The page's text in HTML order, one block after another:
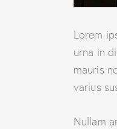
Lorem
urna in
mauris
varius
Nullam